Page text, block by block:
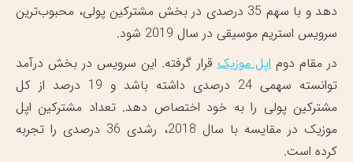
دهد و با سهم 35 درصدی در بخش مشترکین پولی، محبوب‌ترین
سرویس استریم موسیقی در سال 2019 شود.
در مقام دوماپل موزیکقرار گرفته. این سرویس در بخش درآمد
توانسته سهمی 24 درصدی داشته باشد و 19 درصد از کل
مشترکین پولی را به خود اختصاص دهد. تعداد مشترکین اپل
موزیک در مقایسه با سال 2018، رشدی 36 درصدی را تجربه
کرده است.